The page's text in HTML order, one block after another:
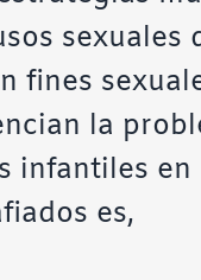
sexuales
fines
la
infantiles
es,